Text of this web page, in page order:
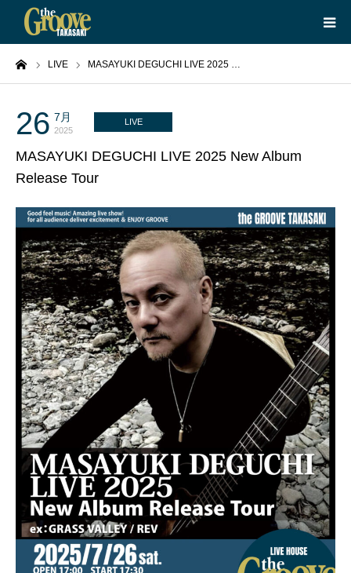
LIVE MASAYUKI DEGUCHI LIVE 2025 …
26 7月
2025
LIVE
MASAYUKI DEGUCHI LIVE 2025 New Album
Release Tour
HOME
LIVE
EQUIPMENT
ABOUT
CONTACT